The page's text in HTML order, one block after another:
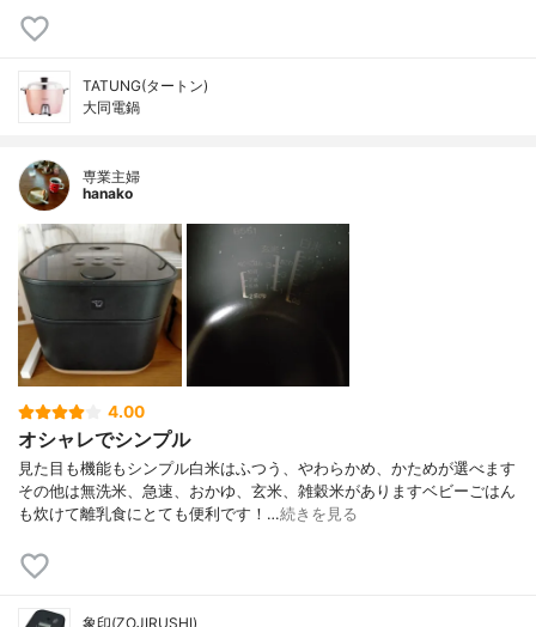
TATUNG(タートン)
大同電鍋
専業主婦
hanako
4.00
オシャレでシンプル
見た目も機能もシンプル白米はふつう、やわらかめ、かためが選べます
その他は無洗米、急速、おかゆ、玄米、雑穀米がありますベビーごはん
も炊けて離乳食にとても便利です！…続きを見る
象印(ZOJIRUSHI)